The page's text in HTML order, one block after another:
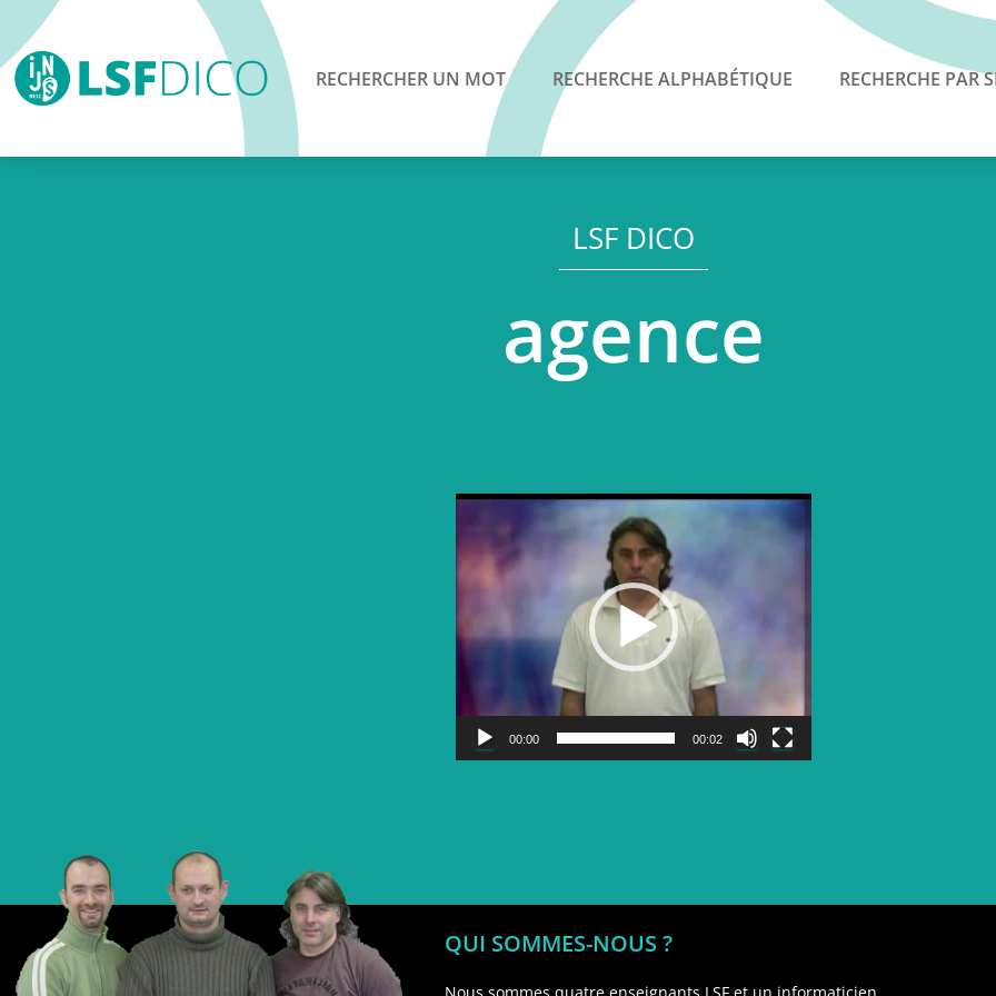
RECHERCHER UN MOT RECHERCHE ALPHABÉTIQUE RECHERCHE PAR
LSF DICO
agence
Lecteur
vidéo
00:00 00:02
QUI SOMMES-NOUS ?